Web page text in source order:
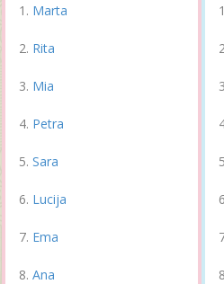
Marta
Rita
Mia
Petra
Sara
Lucija
Ema
Ana